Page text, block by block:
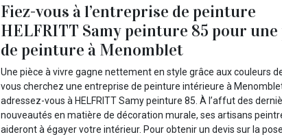
Fiez-vous à l’entreprise de peinture
HELFRITT Samy peinture 85 pour une
de peinture à Menomblet
Une pièce à vivre gagne nettement en style grâce aux couleurs
vous cherchez une entreprise de peinture intérieure à
adressez-vous à HELFRITT Samy peinture 85. À l’affut des
nouveautés en matière de décoration murale, ses artisans
aideront à égayer votre intérieur. Pour obtenir un devis sur la